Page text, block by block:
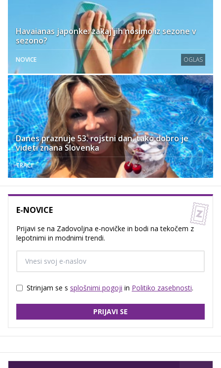
Havaianas japonke: zakaj jih nosimo iz sezone v
sezono?
NOVICE OGLAS
Danes praznuje 53. rojstni dan, tako dobro je
videti znana Slovenka
TRAČI
E-NOVICE
Prijavi se na Zadovoljna e-novičke in bodi na tekočem z
lepotnimi in modnimi trendi.
Strinjam se s splošnimi pogoji in Politiko zasebnosti.
PRIJAVI SE